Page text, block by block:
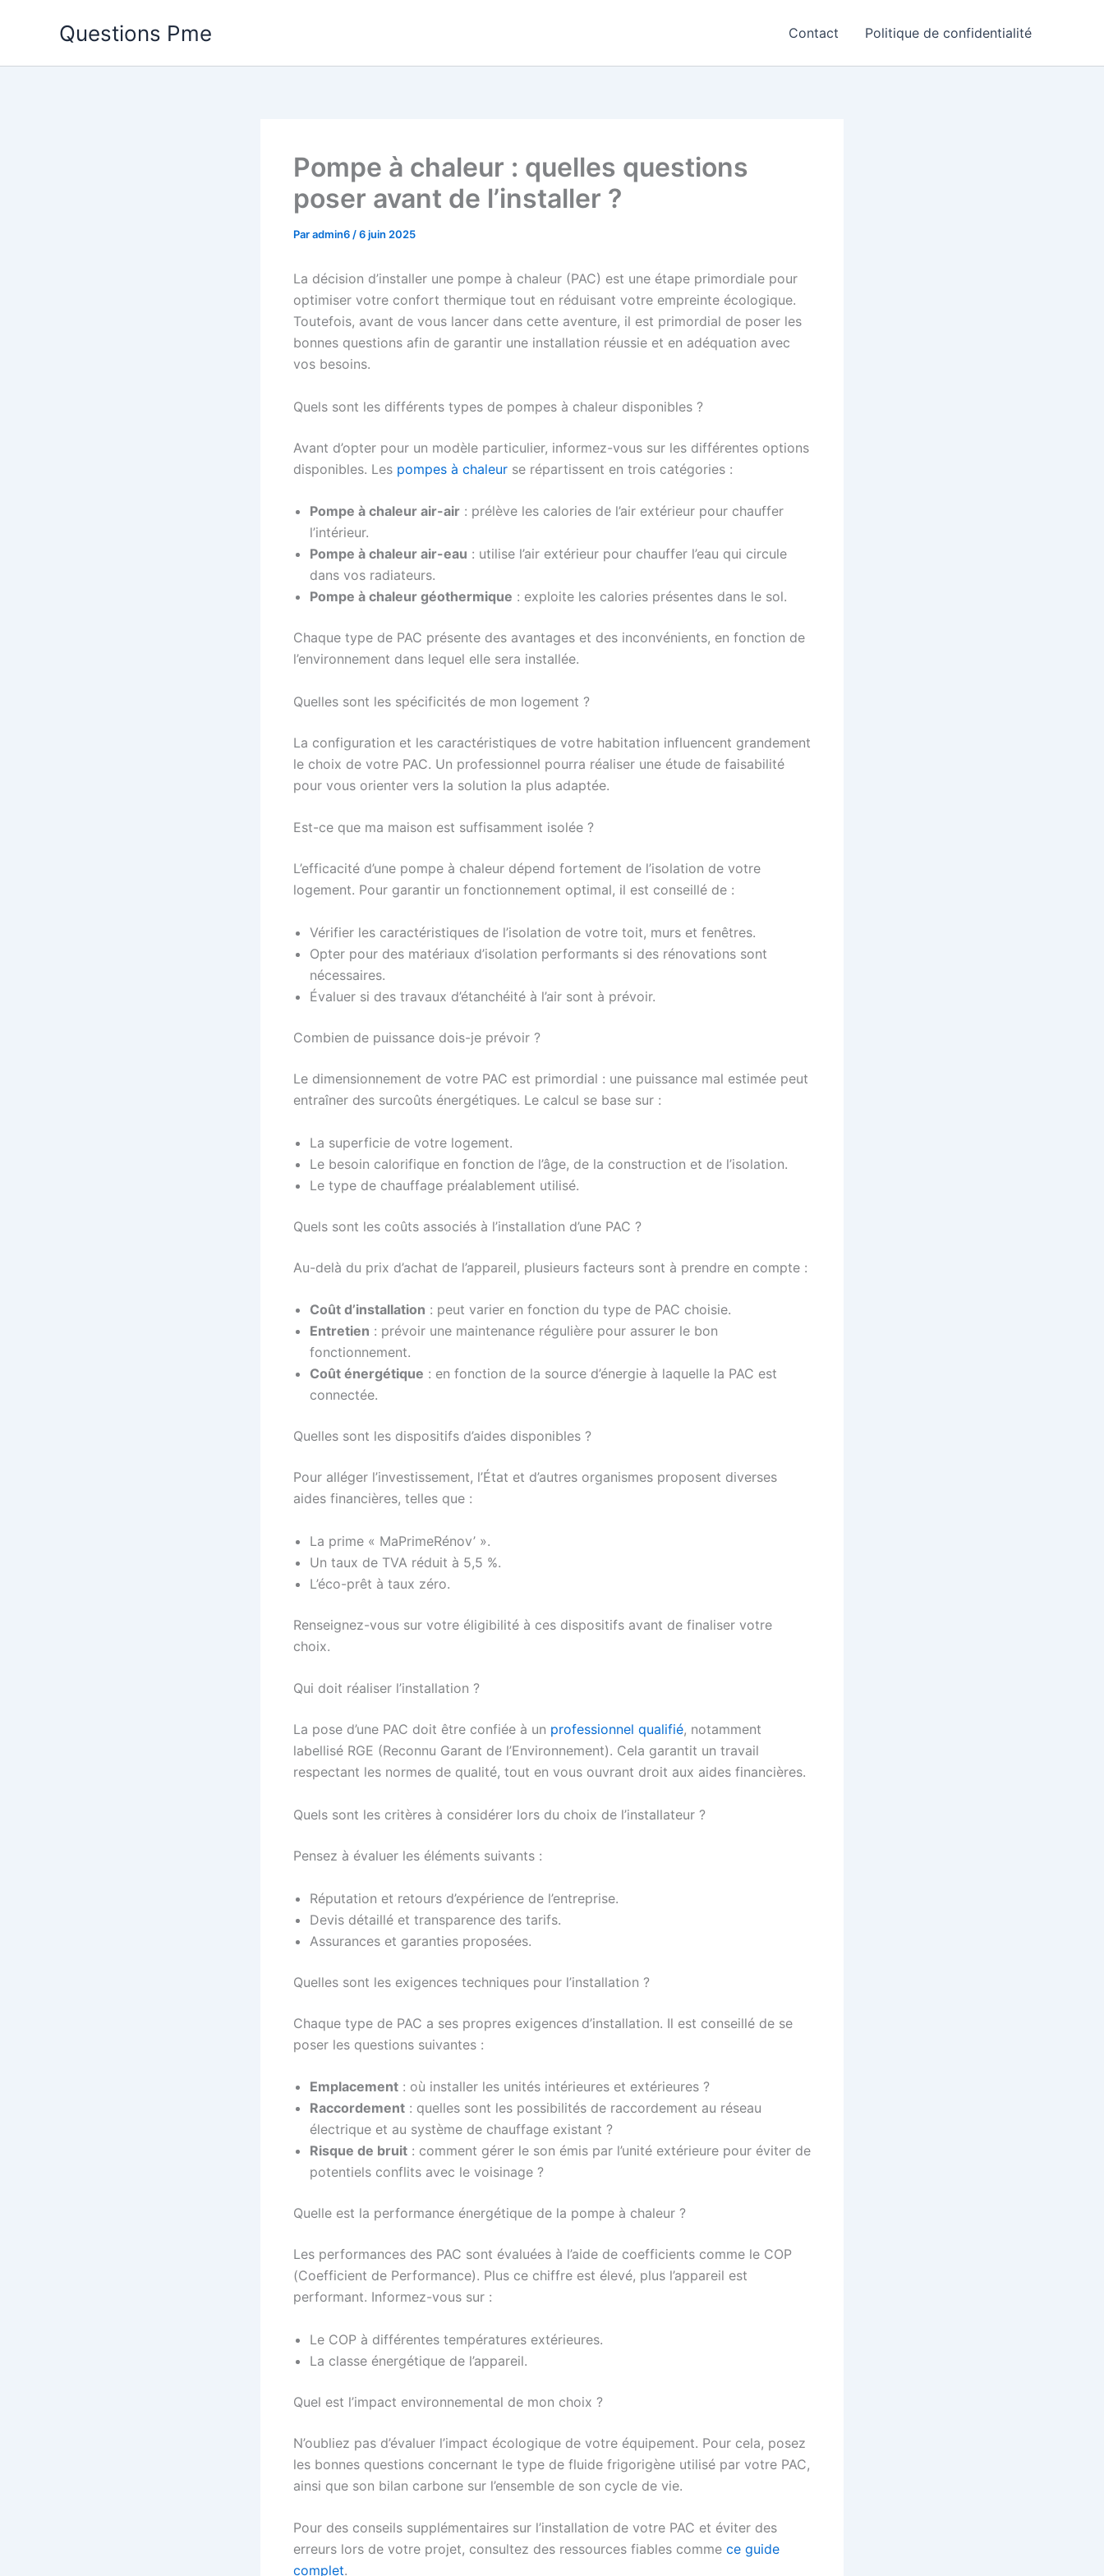
Questions Pme Contact Politique de confidentialité
Pompe à chaleur : quelles questions
poser avant de l’installer ?
Paradmin6 /6 juin 2025
La décision d’installer une pompe à chaleur (PAC) est une étape primordiale pour
optimiser votre confort thermique tout en réduisant votre empreinte écologique.
Toutefois, avant de vous lancer dans cette aventure, il est primordial de poser les
bonnes questions afin de garantir une installation réussie et en adéquation avec
vos besoins.
Quels sont les différents types de pompes à chaleur disponibles ?
Avant d’opter pour un modèle particulier, informez-vous sur les différentes options
disponibles. Les pompes à chaleur se répartissent en trois catégories :
Pompe à chaleur air-air : prélève les calories de l’air extérieur pour chauffer
l’intérieur.
Pompe à chaleur air-eau : utilise l’air extérieur pour chauffer l’eau qui circule
dans vos radiateurs.
Pompe à chaleur géothermique : exploite les calories présentes dans le sol.
Chaque type de PAC présente des avantages et des inconvénients, en fonction de
l’environnement dans lequel elle sera installée.
Quelles sont les spécificités de mon logement ?
La configuration et les caractéristiques de votre habitation influencent grandement
le choix de votre PAC. Un professionnel pourra réaliser une étude de faisabilité
pour vous orienter vers la solution la plus adaptée.
Est-ce que ma maison est suffisamment isolée ?
L’efficacité d’une pompe à chaleur dépend fortement de l’isolation de votre
logement. Pour garantir un fonctionnement optimal, il est conseillé de :
Vérifier les caractéristiques de l’isolation de votre toit, murs et fenêtres.
Opter pour des matériaux d’isolation performants si des rénovations sont
nécessaires.
Évaluer si des travaux d’étanchéité à l’air sont à prévoir.
Combien de puissance dois-je prévoir ?
Le dimensionnement de votre PAC est primordial : une puissance mal estimée peut
entraîner des surcoûts énergétiques. Le calcul se base sur :
La superficie de votre logement.
Le besoin calorifique en fonction de l’âge, de la construction et de l’isolation.
Le type de chauffage préalablement utilisé.
Quels sont les coûts associés à l’installation d’une PAC ?
Au-delà du prix d’achat de l’appareil, plusieurs facteurs sont à prendre en compte :
Coût d’installation : peut varier en fonction du type de PAC choisie.
Entretien : prévoir une maintenance régulière pour assurer le bon
fonctionnement.
Coût énergétique : en fonction de la source d’énergie à laquelle la PAC est
connectée.
Quelles sont les dispositifs d’aides disponibles ?
Pour alléger l’investissement, l’État et d’autres organismes proposent diverses
aides financières, telles que :
La prime « MaPrimeRénov’ ».
Un taux de TVA réduit à 5,5 %.
L’éco-prêt à taux zéro.
Renseignez-vous sur votre éligibilité à ces dispositifs avant de finaliser votre
choix.
Qui doit réaliser l’installation ?
La pose d’une PAC doit être confiée à un professionnel qualifié, notamment
labellisé RGE (Reconnu Garant de l’Environnement). Cela garantit un travail
respectant les normes de qualité, tout en vous ouvrant droit aux aides financières.
Quels sont les critères à considérer lors du choix de l’installateur ?
Pensez à évaluer les éléments suivants :
Réputation et retours d’expérience de l’entreprise.
Devis détaillé et transparence des tarifs.
Assurances et garanties proposées.
Quelles sont les exigences techniques pour l’installation ?
Chaque type de PAC a ses propres exigences d’installation. Il est conseillé de se
poser les questions suivantes :
Emplacement : où installer les unités intérieures et extérieures ?
Raccordement : quelles sont les possibilités de raccordement au réseau
électrique et au système de chauffage existant ?
Risque de bruit : comment gérer le son émis par l’unité extérieure pour éviter de
potentiels conflits avec le voisinage ?
Quelle est la performance énergétique de la pompe à chaleur ?
Les performances des PAC sont évaluées à l’aide de coefficients comme le COP
(Coefficient de Performance). Plus ce chiffre est élevé, plus l’appareil est
performant. Informez-vous sur :
Le COP à différentes températures extérieures.
La classe énergétique de l’appareil.
Quel est l’impact environnemental de mon choix ?
N’oubliez pas d’évaluer l’impact écologique de votre équipement. Pour cela, posez
les bonnes questions concernant le type de fluide frigorigène utilisé par votre PAC,
ainsi que son bilan carbone sur l’ensemble de son cycle de vie.
Pour des conseils supplémentaires sur l’installation de votre PAC et éviter des
erreurs lors de votre projet, consultez des ressources fiables comme ce guide
complet.